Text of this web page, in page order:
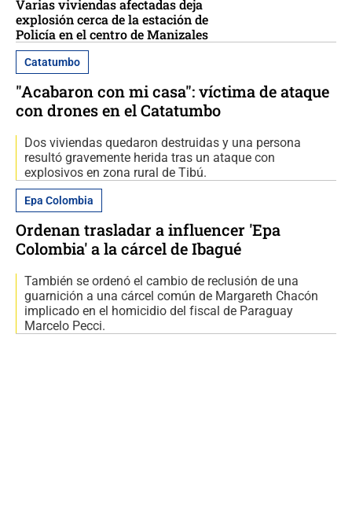
Varias viviendas afectadas deja
explosión cerca de la estación de
Policía en el centro de Manizales
Catatumbo
"Acabaron con mi casa": víctima de ataque
con drones en el Catatumbo
Dos viviendas quedaron destruidas y una persona
resultó gravemente herida tras un ataque con
explosivos en zona rural de Tibú.
Epa Colombia
Ordenan trasladar a influencer 'Epa
Colombia' a la cárcel de Ibagué
También se ordenó el cambio de reclusión de una
guarnición a una cárcel común de Margareth Chacón
implicado en el homicidio del fiscal de Paraguay
Marcelo Pecci.